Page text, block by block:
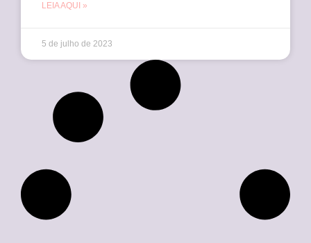
LEIA AQUI »
5 de julho de 2023